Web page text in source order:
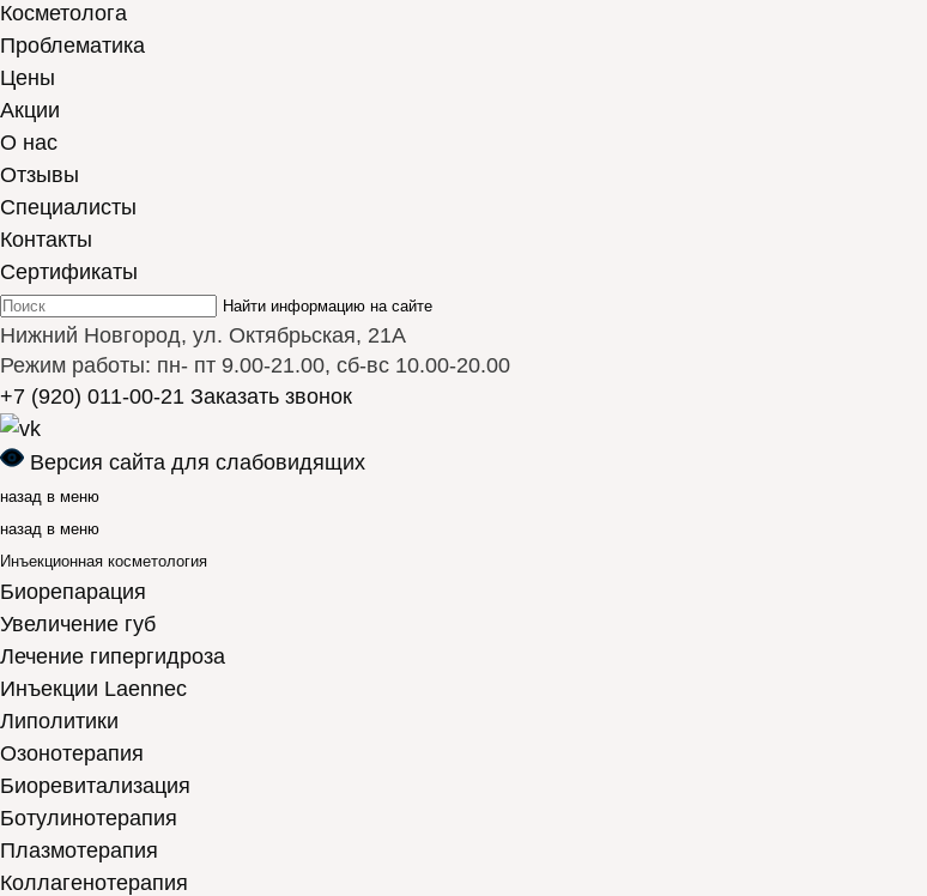
Косметолога
Проблематика
Цены
Акции
О нас
Отзывы
Cпециалисты
Контакты
Сертификаты
Найти информацию на сайте
Нижний Новгород, ул. Октябрьская, 21А
Режим работы: пн- пт 9.00-21.00, сб-вс 10.00-20.00
+7 (920) 011-00-21 Заказать звонок
Версия сайта для слабовидящих
назад в меню
назад в меню
Инъекционная косметология
Биорепарация
Увеличение губ
Лечение гипергидроза
Инъекции Laennec
Липолитики
Озонотерапия
Биоревитализация
Ботулинотерапия
Плазмотерапия
Коллагенотерапия